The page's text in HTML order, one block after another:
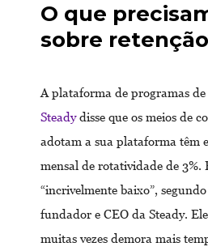
O que
sobre
A plataforma de programas de
Steadydisse que os meios de
adotam a sua plataforma têm
mensal de rotatividade de 3%.
“incrivelmente baixo”, segundo
fundador e CEO da Steady.
muitas vezes demora mais